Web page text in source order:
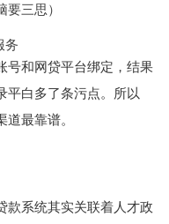
三思）
务
号和网贷平台绑定，结果
平白多了条污点。所以
最靠谱。
款系统其实关联着人才政